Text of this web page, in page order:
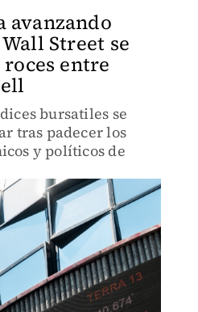
avanzando
Street se
entre
bursatiles se
tras padecer los
y políticos de